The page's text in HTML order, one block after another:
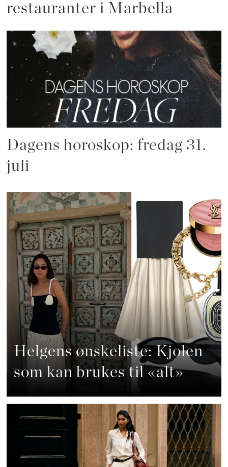
restauranter i Marbella
Dagens horoskop: fredag 31.
juli
Helgens ønskeliste: Kjolen
som kan brukes til «alt»